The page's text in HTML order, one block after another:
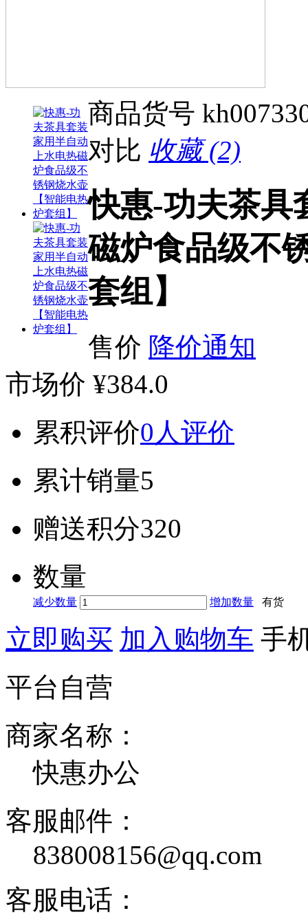
商品货号
对比 收藏 (2)
快惠-功夫茶具
磁炉食品级不
套组】
售价 降价通知
市场价 ¥384.0
累积评价0人评价
累计销量5
赠送积分320
数量
减少数量 增加数量 有货
立即购买 加入购物车 手
平台自营
商家名称：
快惠办公
客服邮件：
838008156@qq.com
客服电话：